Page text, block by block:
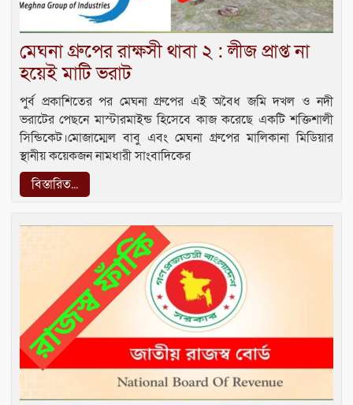
মেঘনা গ্রুপের রাক্ষসী থাবা ২ : লীজ প্রাপ্ত না
হয়েই মাটি ভরাট
পুর্ব প্রকাশিতের পর মেঘনা গ্রুপের এই অবৈধ জমি দখল ও নদী
ভরাটের পেছনে মাস্টারমাইন্ড হিসেবে কাজ করেছে একটি শক্তিশালী
সিন্ডিকেট।মোজাম্মেল বাবু এবং মেঘনা গ্রুপের মালিকানা মিডিয়ার
স্থানীয় কয়েকজন নামধারী সাংবাদিকের
বিস্তারিত...